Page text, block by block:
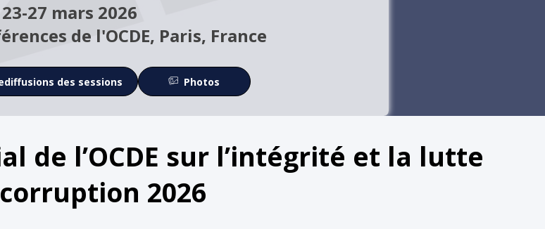
23-27 mars 2026
de l'OCDE, Paris, France
des sessions Photos
de l’OCDE sur l’intégrité et la lutte
2026